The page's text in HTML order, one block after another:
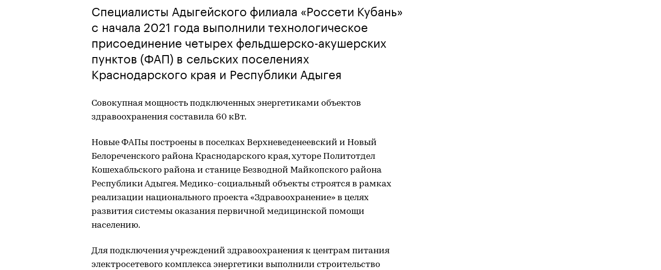
Специалисты Адыгейского филиала «Россети Кубань»
с начала 2021 года выполнили технологическое
присоединение четырех фельдшерско-акушерских
пунктов (ФАП) в сельских поселениях
Краснодарского края и Республики Адыгея
Совокупная мощность подключенных энергетиками объектов
здравоохранения составила 60 кВт.
Новые ФАПы построены в поселках Верхневеденеевский и Новый
Белореченского района Краснодарского края, хуторе Политотдел
Кошехабльского района и станице Безводной Майкопского района
Республики Адыгея. Медико-социальный объекты строятся в рамках
реализации национального проекта «Здравоохранение» в целях
развития системы оказания первичной медицинской помощи
населению.
Для подключения учреждений здравоохранения к центрам питания
электросетевого комплекса энергетики выполнили строительство